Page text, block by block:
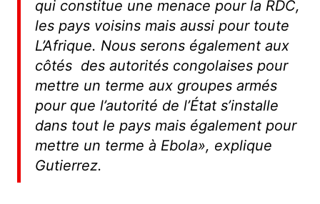
qui constitue une menace pour la RDC,
les pays voisins mais aussi pour toute
L’Afrique. Nous serons également aux
côtés des autorités congolaises pour
mettre un terme aux groupes armés
pour que l’autorité de l’État s’installe
dans tout le pays mais également pour
mettre un terme à Ebola», explique
Gutierrez.